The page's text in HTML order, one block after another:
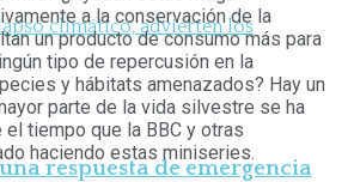
respuesta de emergencia
a la conservación de la
un producto de consumo más para
tipo de repercusión en la
y hábitats amenazados? Hay un
parte de la vida silvestre se ha
tiempo que la BBC y otras
haciendo estas miniseries.